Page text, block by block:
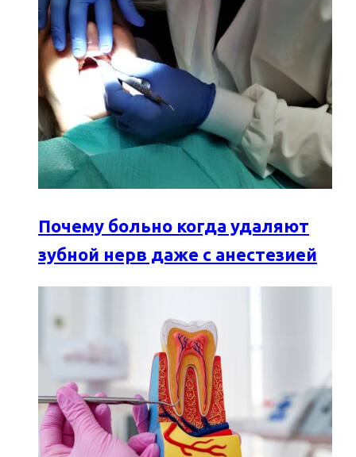
Почему больно когда удаляют
зубной нерв даже с анестезией